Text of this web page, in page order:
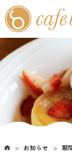
お知らせ